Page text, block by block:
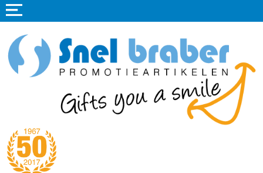
Home
Promotieartikelen
Tassen
Thema's